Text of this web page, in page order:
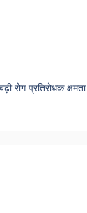
रोग प्रतिरोधक क्षमता